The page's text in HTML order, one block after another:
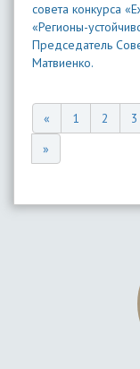
совета конкурса
«Регионы-
Председатель
Матвиенко.
« 1 2 3
»